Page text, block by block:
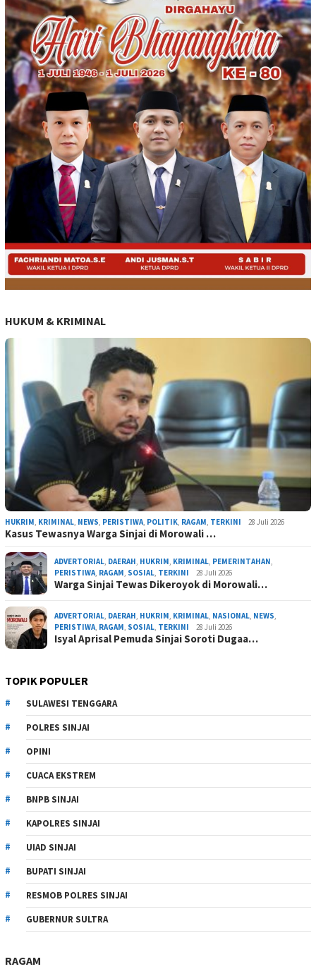
HUKUM & KRIMINAL
HUKRIM, KRIMINAL, NEWS, PERISTIWA, POLITIK, RAGAM, TERKINI 28 Juli 2026
Kasus Tewasnya Warga Sinjai di Morowali …
ADVERTORIAL, DAERAH, HUKRIM, KRIMINAL, PEMERINTAHAN,
PERISTIWA, RAGAM, SOSIAL, TERKINI 28 Juli 2026
Warga Sinjai Tewas Dikeroyok di Morowali…
ADVERTORIAL, DAERAH, HUKRIM, KRIMINAL, NASIONAL, NEWS,
PERISTIWA, RAGAM, SOSIAL, TERKINI 28 Juli 2026
Isyal Aprisal Pemuda Sinjai Soroti Dugaa…
TOPIK POPULER
SULAWESI TENGGARA
POLRES SINJAI
OPINI
CUACA EKSTREM
BNPB SINJAI
KAPOLRES SINJAI
UIAD SINJAI
BUPATI SINJAI
RESMOB POLRES SINJAI
GUBERNUR SULTRA
RAGAM